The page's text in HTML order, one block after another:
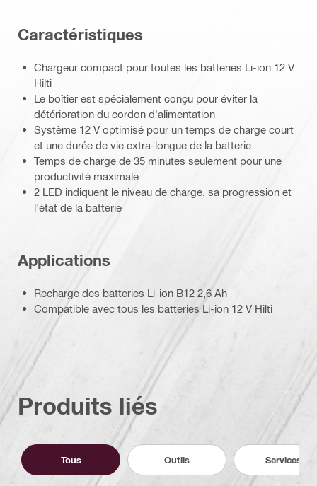
Caractéristiques
Chargeur compact pour toutes les batteries Li-ion 12 V
Hilti
Le boîtier est spécialement conçu pour éviter la
détérioration du cordon d'alimentation
Système 12 V optimisé pour un temps de charge court
et une durée de vie extra-longue de la batterie
Temps de charge de 35 minutes seulement pour une
productivité maximale
2 LED indiquent le niveau de charge, sa progression et
l'état de la batterie
Applications
Recharge des batteries Li-ion B12 2,6 Ah
Compatible avec tous les batteries Li-ion 12 V Hilti
Produits liés
Tous Outils Services